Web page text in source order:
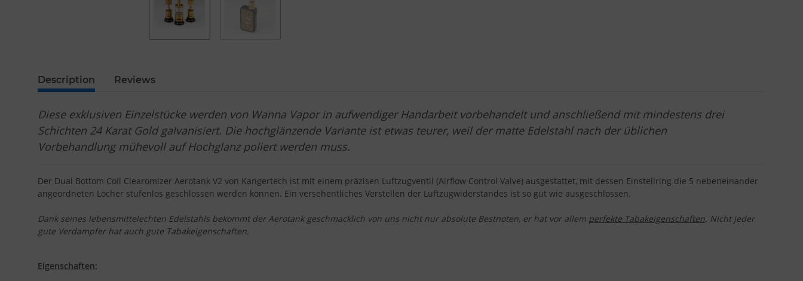
Description Reviews
Diese exklusiven Einzelstücke werden von Wanna Vapor in aufwendiger Handarbeit vorbehandelt und anschließend mit mindestens drei
Schichten 24 Karat Gold galvanisiert. Die hochglänzende Variante ist etwas teurer, weil der matte Edelstahl nach der üblichen
Vorbehandlung mühevoll auf Hochglanz poliert werden muss.
Der Dual Bottom Coil Clearomizer Aerotank V2 von Kangertech ist mit einem präzisen Luftzugventil (Airflow Control Valve) ausgestattet, mit dessen Einstellring die 5 nebeneinander
angeordneten Löcher stufenlos geschlossen werden können. Ein versehentliches Verstellen der Luftzugwiderstandes ist so gut wie ausgeschlossen.
Dank seines lebensmittelechten Edelstahls bekommt der Aerotank geschmacklich von uns nicht nur absolute Bestnoten, er hat vor allem perfekte Tabakeigenschaften. Nicht jeder
gute Verdampfer hat auch gute Tabakeigenschaften.
Eigenschaften: